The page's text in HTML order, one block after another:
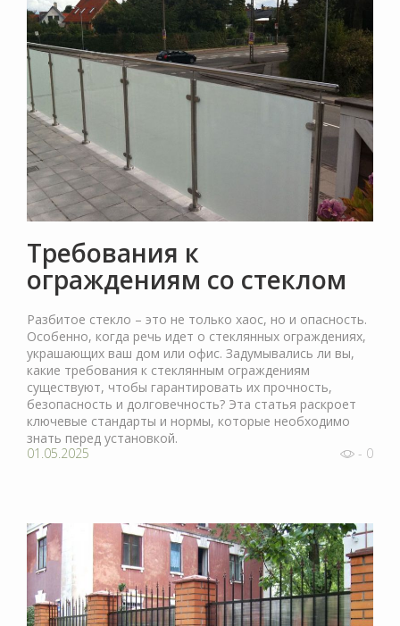
Требования к
ограждениям со стеклом
Разбитое стекло – это не только хаос, но и опасность.
Особенно, когда речь идет о стеклянных ограждениях,
украшающих ваш дом или офис. Задумывались ли вы,
какие требования к стеклянным ограждениям
существуют, чтобы гарантировать их прочность,
безопасность и долговечность? Эта статья раскроет
ключевые стандарты и нормы, которые необходимо
знать перед установкой.
01.05.2025
- 0